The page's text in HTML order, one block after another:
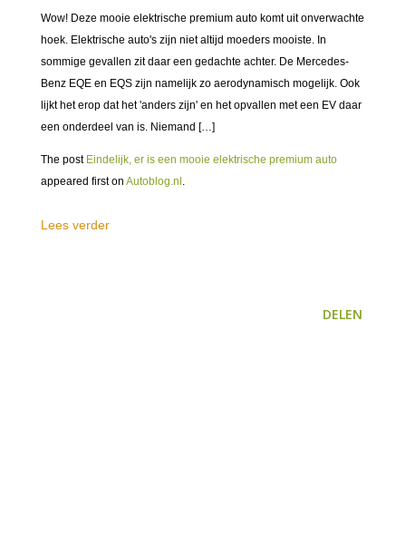
Wow! Deze mooie elektrische premium auto komt uit onverwachte
hoek. Elektrische auto's zijn niet altijd moeders mooiste. In
sommige gevallen zit daar een gedachte achter. De Mercedes-
Benz EQE en EQS zijn namelijk zo aerodynamisch mogelijk. Ook
lijkt het erop dat het 'anders zijn' en het opvallen met een EV daar
een onderdeel van is. Niemand […]
The post Eindelijk, er is een mooie elektrische premium auto
appeared first on Autoblog.nl .
Lees verder
DELEN